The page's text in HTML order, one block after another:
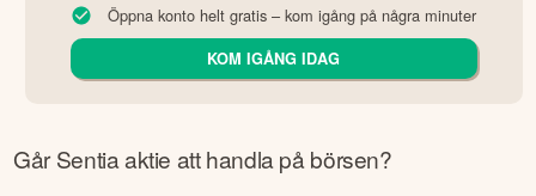
Öppna konto helt gratis – kom igång på några minuter
KOM IGÅNG IDAG
GårSentiaaktie att handla på börsen?